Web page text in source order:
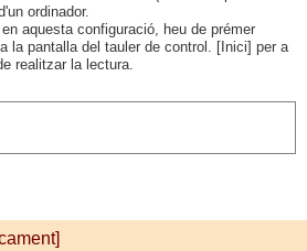
ordinador.
aquesta configuració, heu de prémer
la pantalla del tauler de control. [Inici] per a
realitzar la lectura.